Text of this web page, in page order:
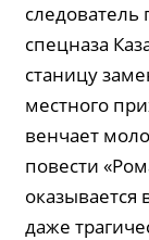
следователь
спецназа
станицу
местного
венчает
повести
оказывается
даже